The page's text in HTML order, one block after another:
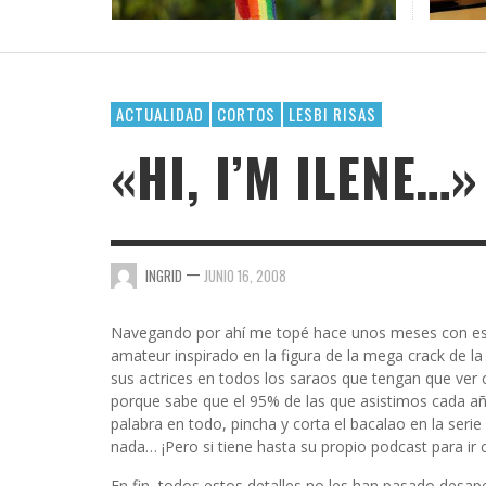
MARVEL
DAR
GUSTA ALGUIEN
LA PLAYA
CHICA BUSCA CHICA
DE CHICA EN CHICA
EVDG
FAR OUT
GIMME SUGAR
VAYA
ACTUALIDAD CORTOS LESBI RISAS
«HI, I’M ILENE…»
INGRID — JUNIO 16, 2008
Navegando por ahí me topé hace unos meses con
amateur inspirado en la figura de la mega crack de
sus actrices en todos los saraos que tengan que ver
porque sabe que el 95% de las que asistimos cada
palabra en todo, pincha y corta el bacalao en la
nada… ¡Pero si tiene hasta su propio podcast para ir